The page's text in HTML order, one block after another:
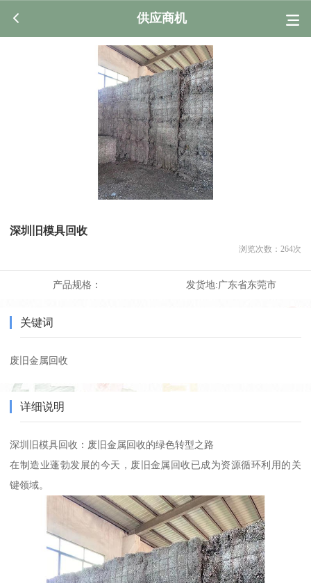
供应商机
深圳旧模具回收
浏览次数： 264次
产品规格： 发货地:广东省东莞市
关键词
废旧金属回收
详细说明
深圳旧模具回收：废旧金属回收的绿色转型之路
在制造业蓬勃发展的今天，废旧金属回收已成为资源循环利用的关
键领域。